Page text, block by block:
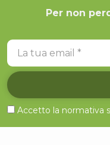
Per non
La tua email
Accetto la normativa